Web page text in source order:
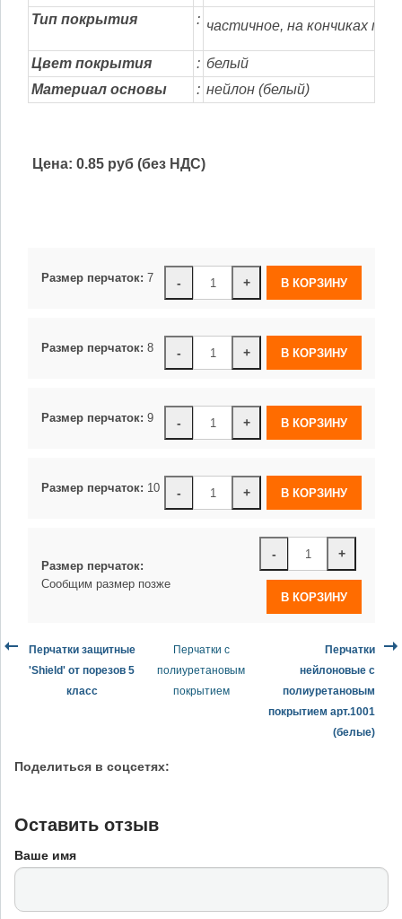
Тип покрытия : частичное, на кончиках
Цвет покрытия : белый
Материал основы
: нейлон (белый)
Цена: 0.85 руб (без НДС)
- +
Размер перчаток: 7
- +
Размер перчаток: 8
- +
Размер перчаток: 9
- +
Размер перчаток: 10
- +
Размер перчаток:
Сообщим размер позже
Перчатки защитные
'Shield' от порезов 5
класс
Перчатки с
полиуретановым
покрытием
Перчатки
нейлоновые с
полиуретановым
покрытием арт.1001
(белые)
Поделиться в соцсетях:
Оставить отзыв
Ваше имя